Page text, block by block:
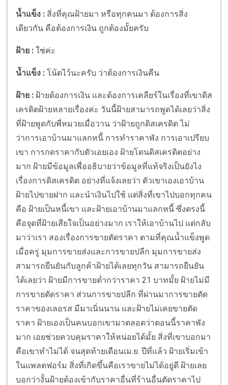
น้ำแข็ง : สิ่งที่คุณฝ้ายมา หรือทุกคนมา ต้องการสิ่ง
เดียวกัน คือต้องการเงิน ถูกต้องมั้ยครับ
ฝ้าย : ใช่ค่ะ
น้ำแข็ง : โน้ตไว้นะครับ ว่าต้องการเงินคืน
ฝ้าย : ฝ้ายต้องการเงิน และต้องการเคลียร์ในเรื่องที่เขาดิส
เครดิตฝ้ายหลายเรื่องค่ะ วันนี้ฝ้ายสามารถพูดได้เลยว่าสิ่ง
ที่ฝ้ายพูดกับพี่หมวยเมื่อวาน ว่าฝ้ายถูกดิสเครดิต ไม่
ว่าการเอาบ้านมาแลกหนี้ การทำราคาพัง การเอาเปรียบ
เขา การกดราคากับตัวเอยเอง ฝ้ายโดนดิสเครดิตอย่าง
มาก ฝ้ายมีข้อมูลเพื่ออธิบายว่าข้อมูลที่แท้จริงเป็นยังไง
เรื่องการดิสเครดิต อย่างที่แจ้งเลยว่า ตัวเขาเองเอาบ้าน
ฝ้ายไปขายฝาก และนำเงินไปใช้ แต่สิ่งที่เขาไปบอกทุกคน
คือ ฝ้ายเป็นหนี้เขา และฝ้ายเอาบ้านมาแลกหนี้ ซึ่งตรงนี้
คือจุดที่ฝ้ายเสียใจเป็นอย่างมาก เราให้เอาบ้านไป แต่กลับ
มาว่าเรา สองเรื่องการขายตัดราคา ตามที่คุณน้ำแข็งพูด
เมื่อครู่ มุมการขายส่งและการขายปลีก มุมการขายส่ง
สามารถยืนยันกับลูกค้าฝ้ายได้เลยทุกวัน สามารถยืนยัน
ได้เลยว่า ฝ้ายมีการขายต่ำกว่าราคา 21 บาทมั้ย ฝ้ายไม่มี
การขายตัดราคา ส่วนการขายปลีก ที่ผ่านมาการขายตัด
ราคาของเลอรส มีมาเนิ่นนาน และฝ้ายไม่เคยขายตัด
ราคา ฝ้ายเองเป็นคนบอกเขามาตลอดว่าตอนนี้ราคาพัง
มาก เอยช่วยควบคุมราคาให้หน่อยได้มั้ย สิ่งที่เขาบอกมา
คือเขาทำไม่ได้ จนสุดท้ายเดือนเม.ย. ปีที่แล้ว ฝ้ายเริ่มเข้า
ในแพลตฟอร์ม สิ่งที่เกิดขึ้นคือเราขายไม่ได้อยู่ดี ฝ้ายเลย
บอกว่างั้นฝ้ายต้องเข้ากับราคาอื่นที่ร้านอื่นตัดราคาไป